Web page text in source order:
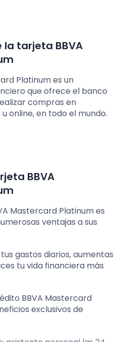
tarjeta BBVA
Platinum es un
que ofrece el banco
compras en
online, en todo el mundo.
BBVA
Mastercard Platinum es
ventajas a sus
gastos diarios, aumentas
tu vida financiera más
BBVA Mastercard
exclusivos de